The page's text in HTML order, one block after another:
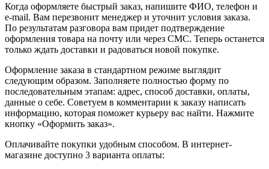
Когда оформляете быстрый заказ, напишите ФИО, телефон и
e-mail. Вам перезвонит менеджер и уточнит условия заказа.
По результатам разговора вам придет подтверждение
оформления товара на почту или через СМС. Теперь останется
только ждать доставки и радоваться новой покупке.
Оформление заказа в стандартном режиме выглядит
следующим образом. Заполняете полностью форму по
последовательным этапам: адрес, способ доставки, оплаты,
данные о себе. Советуем в комментарии к заказу написать
информацию, которая поможет курьеру вас найти. Нажмите
кнопку «Оформить заказ».
Оплачивайте покупки удобным способом. В интернет-
магазине доступно 3 варианта оплаты: